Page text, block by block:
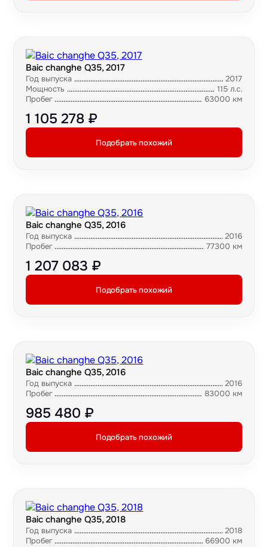
Baic changhe Q35, 2017
Год выпуска
2017
Мощность
115 л.с.
Пробег
63000 км
1 105 278 ₽
Подобрать похожий
Baic changhe Q35, 2016
Год выпуска
2016
Пробег
77300 км
1 207 083 ₽
Подобрать похожий
Baic changhe Q35, 2016
Год выпуска
2016
Пробег
83000 км
985 480 ₽
Подобрать похожий
Baic changhe Q35, 2018
Год выпуска
2018
Пробег
66900 км